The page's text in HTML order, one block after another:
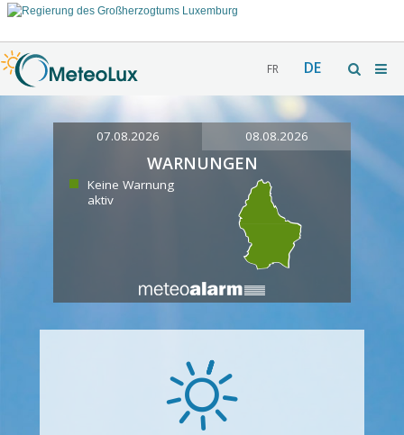
FR DE
07.08.2026 08.08.2026
WARNUNGEN
Keine Warnung
aktiv